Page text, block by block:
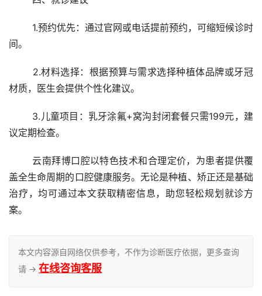
间。
材质，医生会提供个性化建议。
议定期检查。
盖全生命周期的口腔健康服务。无论是种植、矫正还是基础
治疗，均可通过本文获取精密信息，助您轻松规划就诊方
案。
本文内容源自网络仅供参考，不作为诊断医疗依据，更多查询
请 → 在线咨询客服